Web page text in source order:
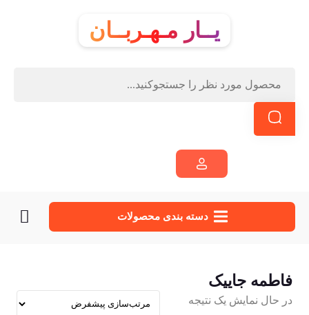
یــار مـهـربــان
دسته‌ بندی محصولات
فاطمه جاییک
در حال نمایش یک نتیجه